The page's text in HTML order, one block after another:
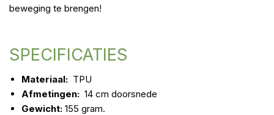
beweging te brengen!
SPECIFICATIES
Materiaal: TPU
Afmetingen: 14 cm doorsnede
Gewicht: 155 gram.